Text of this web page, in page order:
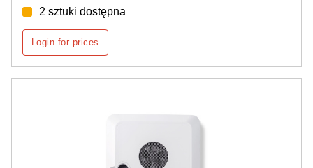
2 sztuki dostępna
Login for prices